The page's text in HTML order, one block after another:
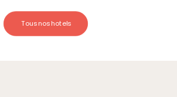
Tous nos hotels